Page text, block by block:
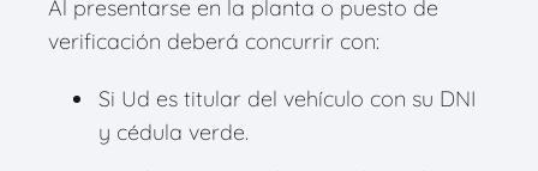
Al presentarse en la planta o puesto de
verificación deberá concurrir con:
Si Ud es titular del vehículo con su DNI
y cédula verde.